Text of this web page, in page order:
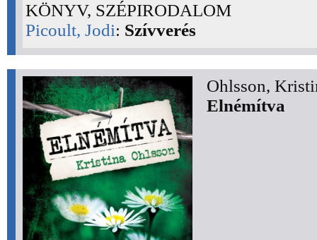
KÖNYV, SZÉPIRODALOM
Picoult, Jodi: Szívverés
Ohlsson,
Elnémítva